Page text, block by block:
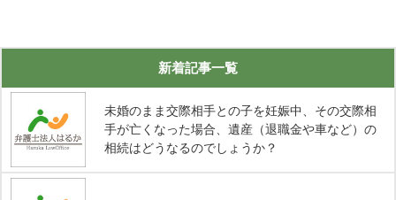
新着記事一覧
未婚のまま交際相手との子を妊娠中、その交際相
手が亡くなった場合、遺産（退職金や車など）の
相続はどうなるのでしょうか？